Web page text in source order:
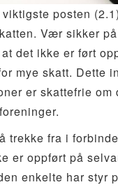
posten
Vær sikker
det ikke er ført
mye skatt. Dette
er skattefrie
trekke fra i
er oppført på
enkelte har styr